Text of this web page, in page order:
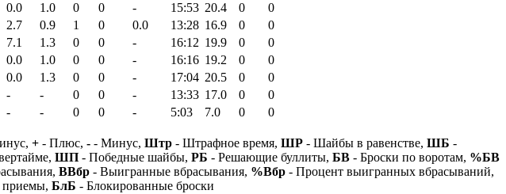
0.0 1.0 0 0 - 15:53 20.4 0
0
2.7 0.9 1 0 0.0 13:28 16.9 0
0
7.1 1.3 0 0 - 16:12 19.9 0
0
0.0 1.0 0 0 - 16:16 19.2 0
0
0.0 1.3 0 0 - 17:04 20.5 0
0
- - 0 0 - 13:33 17.0 0
0
- - 0 0 - 5:03 7.0 0
0
+ - Плюс, - - Минус, Штр - Штрафное время, ШР - Шайбы в равенстве, ШБ -
ШП - Победные шайбы, РБ - Решающие буллиты, БВ - Броски по воротам, %БВ
ВВбр - Выигранные вбрасывания, %Вбр - Процент выигранных вбрасываний,
БлБ - Блокированные броски